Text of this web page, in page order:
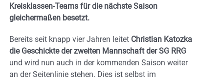
Kreisklassen-Teams für die nächste Saison
gleichermaßen besetzt.
Bereits seit knapp vier Jahren leitet Christian Katozka
die Geschickte der zweiten Mannschaft der SG RRG
und wird nun auch in der kommenden Saison weiter
an der Seitenlinie stehen. Dies ist selbst im